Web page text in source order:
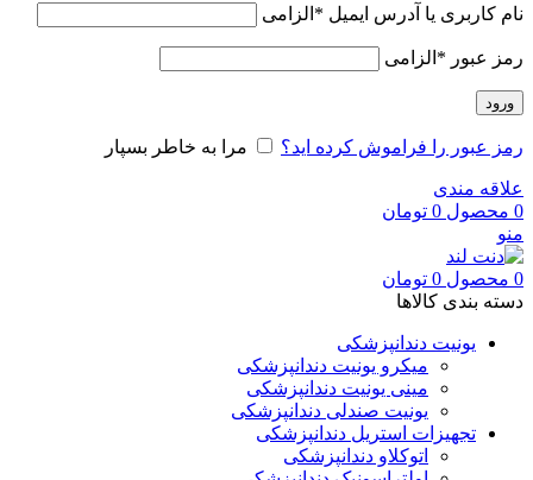
نام کاربری یا آدرس ایمیل * الزامی
رمز عبور * الزامی
ورود
رمز عبور را فراموش کرده اید؟ مرا به خاطر بسپار
علاقه مندی
0 محصول 0 تومان
منو
0 محصول 0 تومان
دسته بندی کالاها
یونیت دندانپزشکی
میکرو یونیت دندانپزشکی
مینی یونیت دندانپزشکی
یونیت صندلی دندانپزشکی
تجهیزات استریل دندانپزشکی
اتوکلاو دندانپزشکی